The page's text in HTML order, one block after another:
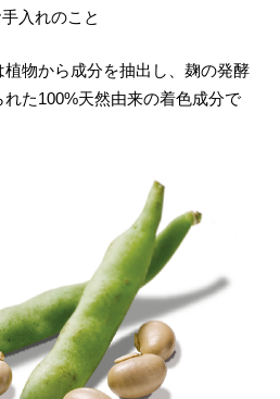
入れのこと
物から成分を抽出し、麹の発酵
た100%天然由来の着色成分で